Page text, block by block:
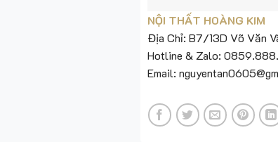
NỘI THẤT HOÀNG KIM
Địa Chỉ: B7/13D Võ Văn
Hotline & Zalo:
Email: